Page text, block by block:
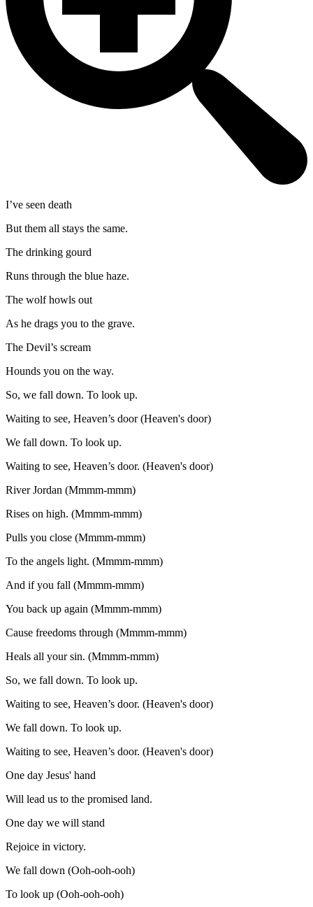
I’ve seen death
But them all stays the same.
The drinking gourd
Runs through the blue haze.
The wolf howls out
As he drags you to the grave.
The Devil’s scream
Hounds you on the way.
So, we fall down. To look up.
Waiting to see, Heaven’s door (Heaven's door)
We fall down. To look up.
Waiting to see, Heaven’s door. (Heaven's door)
River Jordan (Mmmm-mmm)
Rises on high. (Mmmm-mmm)
Pulls you close (Mmmm-mmm)
To the angels light. (Mmmm-mmm)
And if you fall (Mmmm-mmm)
You back up again (Mmmm-mmm)
Cause freedoms through (Mmmm-mmm)
Heals all your sin. (Mmmm-mmm)
So, we fall down. To look up.
Waiting to see, Heaven’s door. (Heaven's door)
We fall down. To look up.
Waiting to see, Heaven’s door. (Heaven's door)
One day Jesus' hand
Will lead us to the promised land.
One day we will stand
Rejoice in victory.
We fall down (Ooh-ooh-ooh)
To look up (Ooh-ooh-ooh)